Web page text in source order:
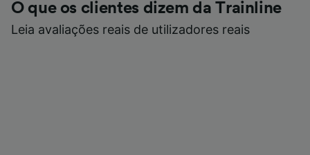
O que os clientes dizem da Trainline
Leia avaliações reais de utilizadores reais